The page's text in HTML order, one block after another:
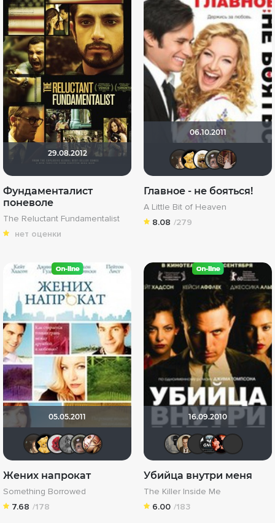
29.08.2012
Фундаменталист
поневоле
The Reluctant Fundamentalist
нет оценки
06.10.2011
Главное - не бояться!
A Little Bit of Heaven
8.08 /279
05.05.2011
OlesyaShat
Алина28dimahinter
Калура
Liprewas
Жених напрокат
Something Borrowed
7.68 /178
16.09.2010
Великий
Кастер
Убийца внутри меня
The Killer Inside Me
6.00 /183